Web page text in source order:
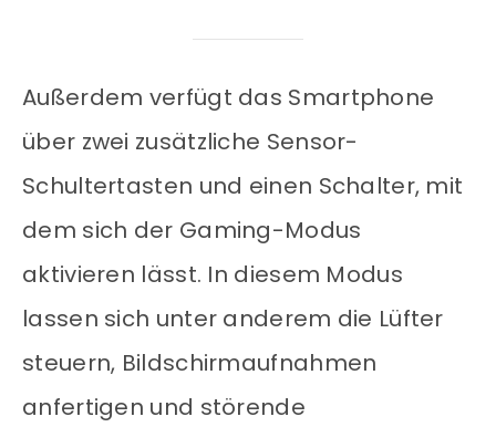
Außerdem verfügt das Smartphone
über zwei zusätzliche Sensor-
Schultertasten und einen Schalter, mit
dem sich der Gaming-Modus
aktivieren lässt. In diesem Modus
lassen sich unter anderem die Lüfter
steuern, Bildschirmaufnahmen
anfertigen und störende